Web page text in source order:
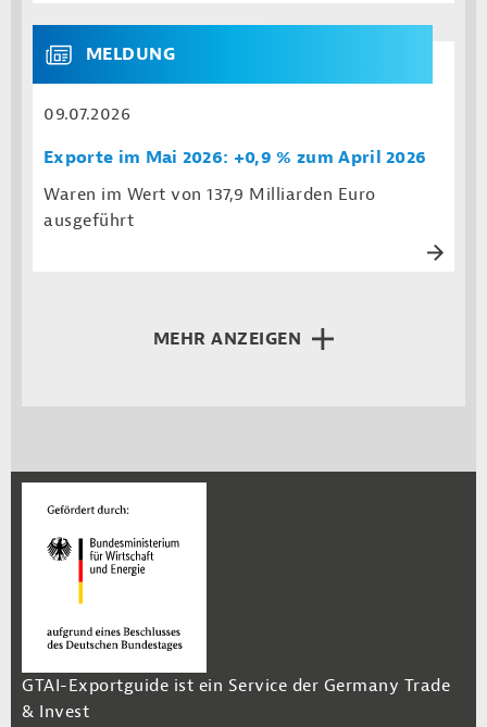
MELDUNG
09.07.2026
Exporte im Mai 2026: +0,9 % zum April 2026
Waren im Wert von 137,9 Milliarden Euro
ausgeführt
MEHR ANZEIGEN
GTAI-Exportguide ist ein Service der Germany Trade
& Invest